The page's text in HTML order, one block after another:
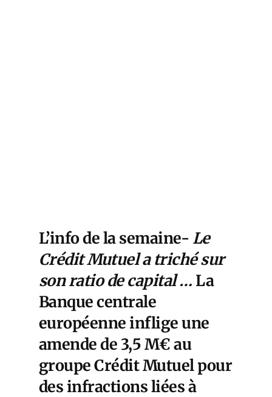
L’info de la semaine- Le
Crédit Mutuel a triché sur
son ratio de capital … La
Banque centrale
européenne inflige une
amende de 3,5 M€ au
groupe Crédit Mutuel pour
des infractions liées à